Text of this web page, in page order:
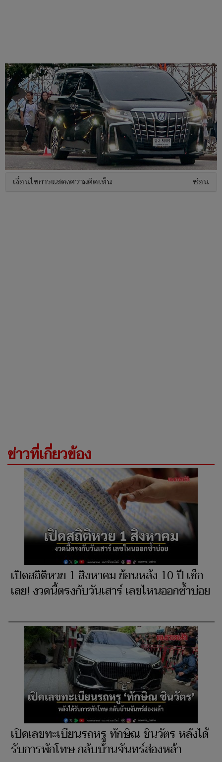
เงื่อนไขการแสดงความคิดเห็น ซ่อน
ข่าวที่เกี่ยวข้อง
เปิดสถิติหวย 1 สิงหาคม ย้อนหลัง 10 ปี เช็ก
เลย! งวดนี้ตรงกับวันเสาร์ เลขไหนออกซ้ำบ่อย
เปิดเลขทะเบียนรถหรู ทักษิณ ชินวัตร หลังได้
รับการพักโทษ กลับบ้านจันทร์ส่องหล้า